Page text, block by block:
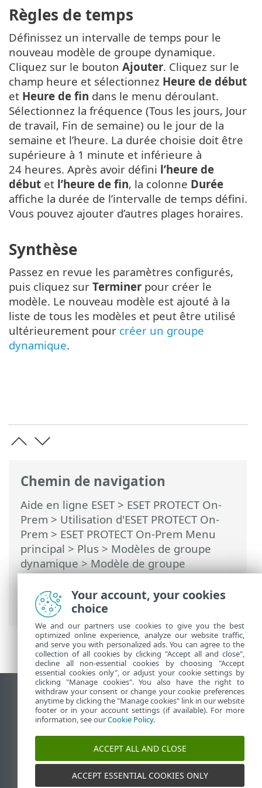
Chemin de navigation
Aide en ligne ESET> ESET PROTECT On-
Prem > Utilisation d'ESET PROTECT On-
Prem > ESET PROTECT On-Prem Menu
principal > Plus > Modèles de groupe
dynamique>Modèle de groupe
dynamique : exemples> Groupe
dynamique : un ordinateur se trouve
dans un sous-réseau spécifique
Règles de temps
Définissez un intervalle de temps pour le
nouveau modèle de groupe dynamique.
Cliquez sur le bouton Ajouter. Cliquez sur le
champ heure et sélectionnez Heure de début
et Heure de fin dans le menu déroulant.
Sélectionnez la fréquence (Tous les jours, Jour
de travail, Fin de semaine) ou le jour de la
semaine et l’heure. La durée choisie doit être
supérieure à 1 minute et inférieure à
24 heures. Après avoir défini l’heure de
début et l’heure de fin, la colonne Durée
affiche la durée de l’intervalle de temps défini.
Vous pouvez ajouter d’autres plages horaires.
Synthèse
Passez en revue les paramètres configurés,
puis cliquez sur Terminer pour créer le
modèle. Le nouveau modèle est ajouté à la
liste de tous les modèles et peut être utilisé
ultérieurement pour créer un groupe
dynamique.
Afficher le site des postes de travail
End of Life
Base de connaissances ESET
Forum ESET
ESET Status Portal
Support régional
Your account, your cookies
choice
We and our partners use cookies to give you the best
optimized online experience, analyze our website traffic,
and serve you with personalized ads. You can agree to the
collection of all cookies by clicking "Accept all and close",
decline all non-essential cookies by choosing "Accept
essential cookies only", or adjust your cookie settings by
clicking "Manage cookies". You also have the right to
withdraw your consent or change your cookie preferences
anytime by clicking the "Manage cookies" link in our website
footer or in your account settings (if available). For more
information, see ourCookie Policy.
ACCEPT ALL AND CLOSE
ACCEPT ESSENTIAL COOKIES ONLY